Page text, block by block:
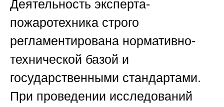
Деятельность эксперта-
пожаротехника строго
регламентирована нормативно-
технической базой и
государственными стандартами.
При проведении исследований